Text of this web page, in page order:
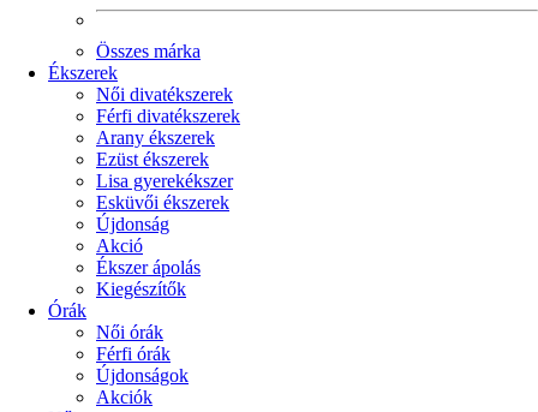
Összes márka
Ékszerek
Női divatékszerek
Férfi divatékszerek
Arany ékszerek
Ezüst ékszerek
Lisa gyerekékszer
Esküvői ékszerek
Újdonság
Akció
Ékszer ápolás
Kiegészítők
Órák
Női órák
Férfi órák
Újdonságok
Akciók